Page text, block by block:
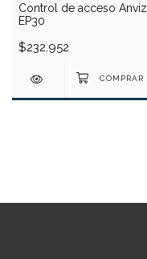
Control de acceso Anviz
EP30
$232.952